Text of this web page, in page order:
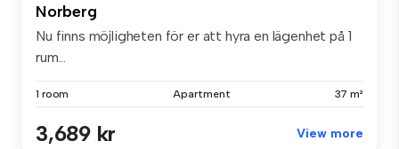
Norberg
Nu finns möjligheten för er att hyra en lägenhet på 1
rum...
1 room Apartment 37 m²
3,689 kr View more